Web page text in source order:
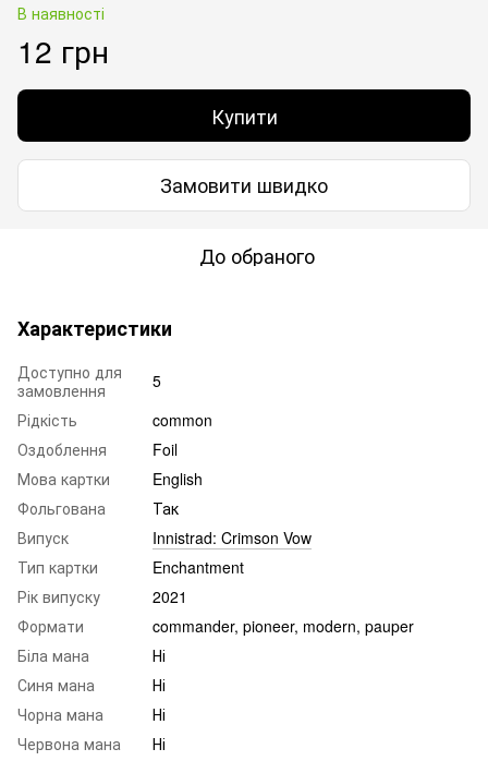
В наявності
12 грн
Купити
Замовити швидко
До обраного
Характеристики
Доступно для
замовлення
5
Рідкість
common
Оздоблення
Foil
Мова картки
English
Фольгована
Так
Випуск
Innistrad: Crimson Vow
Тип картки
Enchantment
Рік випуску
2021
Формати
commander, pioneer, modern, pauper
Біла мана
Ні
Синя мана
Ні
Чорна мана
Ні
Червона мана
Ні